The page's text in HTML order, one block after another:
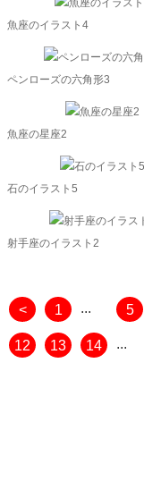
魚座のイラスト4
ペンローズの六角形3
魚座の星座2
石のイラスト5
射手座のイラスト2
< 1 ... 5
12 13 14 ...